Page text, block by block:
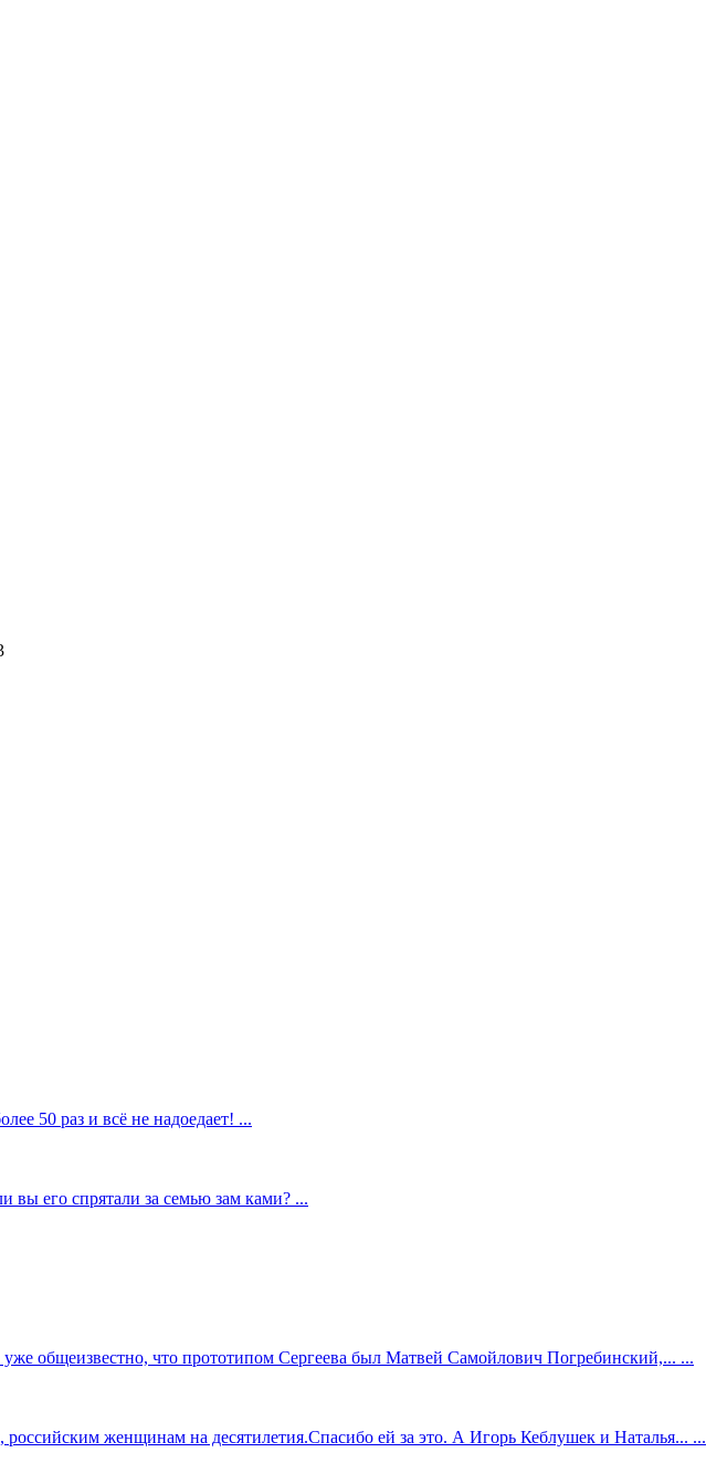
50 раз и всё не надоедает! ...
вы его спрятали за семью зам ками? ...
общеизвестно, что прототипом Сергеева был Матвей Самойлович Погребинский,... ...
российским женщинам на десятилетия.Спасибо ей за это. А Игорь Кеблушек и Наталья... ...